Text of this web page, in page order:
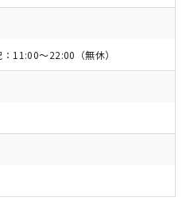
11:00～22:00（無休）